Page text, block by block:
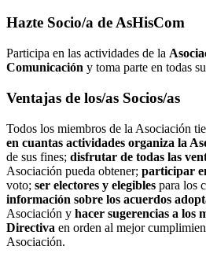
Hazte Socio/a de AsHisCom
Participa en las actividades de la
Comunicación y toma parte en todas
Ventajas de los/as Socios/as
Todos los miembros de la Asociación
en cuantas actividades organiza la
de sus fines; disfrutar de todas las
Asociación pueda obtener; participar
voto; ser electores y elegibles para los
información sobre los acuerdos
Asociación y hacer sugerencias a los
Directiva en orden al mejor
Asociación.